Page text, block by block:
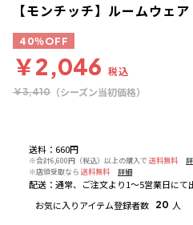
送料 ： 660円
※合計6,600円（税込）以上の購入で 送料無料
※店頭受取なら 送料無料 詳細
配送 ： 通常、ご注文より1～5営業日にて
お気に入りアイテム登録者数 20 人
【モンチッチ】ルームウェア
40％OFF
￥2,046 税込
￥3,410 （シーズン当初価格）